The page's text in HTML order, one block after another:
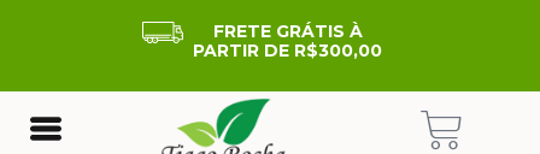
FRETE GRÁTIS À
PARTIR DE R$300,00